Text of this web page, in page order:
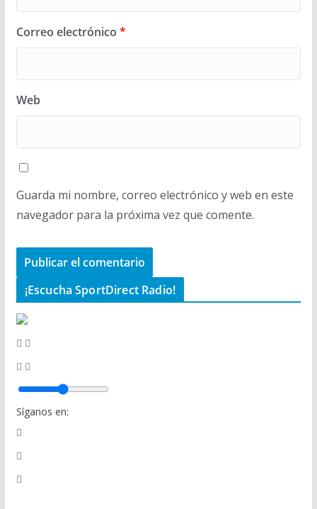
Correo electrónico *
Web
Guarda mi nombre, correo electrónico y web en este
navegador para la próxima vez que comente.
¡Escucha SportDirect Radio!
Síganos en: